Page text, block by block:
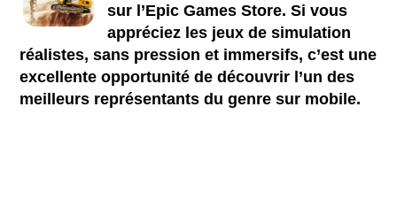
sur l’Epic Games Store. Si vous
appréciez les jeux de simulation
réalistes, sans pression et immersifs, c’est une
excellente opportunité de découvrir l’un des
meilleurs représentants du genre sur mobile.